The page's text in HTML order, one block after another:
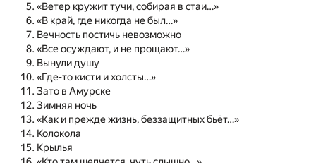
«Ветер кружит тучи, собирая в стаи…»
«В край, где никогда не был…»
Вечность постичь невозможно
«Все осуждают, и не прощают…»
Вынули душу
«Где-то кисти и холсты…»
Зато в Амурске
Зимняя ночь
«Как и прежде жизнь, беззащитных бьёт…»
Колокола
Крылья